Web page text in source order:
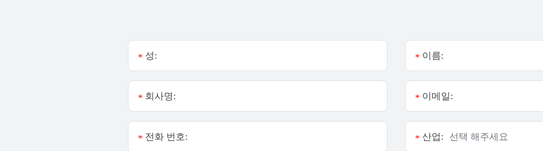
성:
* 이름:
*
회사명:
* 이메일:
*
전화 번호:
* 산업:
*